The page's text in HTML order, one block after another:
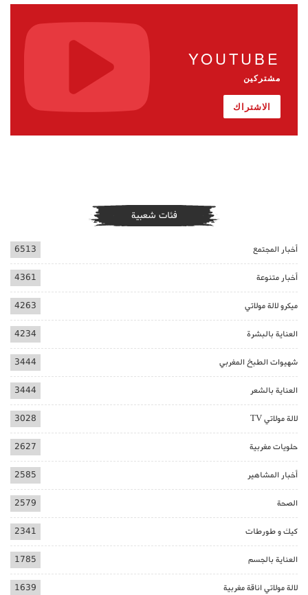
YOUTUBE
مشتركين
الاشتراك
فئات شعبية
أخبار المجتمع 6513
أخبار متنوعة 4361
ميكرو لالة مولاتي 4263
العناية بالبشرة 4234
شهيوات الطبخ المغربي 3444
العناية بالشعر 3444
لالة مولاتي TV 3028
حلويات مغربية 2627
أخبار المشاهير 2585
الصحة 2579
كيك و طورطات 2341
العناية بالجسم 1785
لالة مولاتي اناقة مغربية 1639